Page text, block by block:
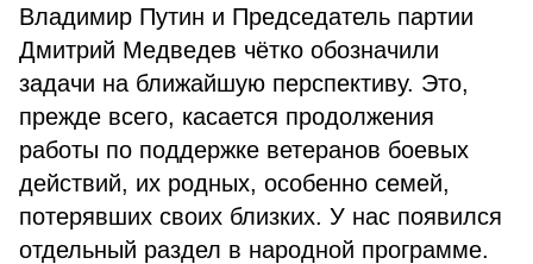
Владимир Путин и Председатель партии
Дмитрий Медведев чётко обозначили
задачи на ближайшую перспективу. Это,
прежде всего, касается продолжения
работы по поддержке ветеранов боевых
действий, их родных, особенно семей,
потерявших своих близких. У нас появился
отдельный раздел в народной программе.